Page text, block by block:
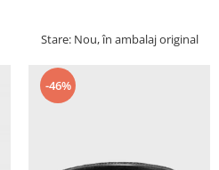
Stare: Nou, în ambalaj original
-46%